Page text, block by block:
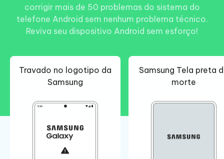
corrigir mais de 50 problemas do sistema do
telefone Android sem nenhum problema técnico.
Reviva seu dispositivo Android sem esforço!
Travado no logotipo da
Samsung
Samsung Tela preta
morte